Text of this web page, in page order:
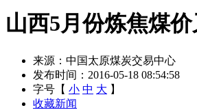
山西5月份炼焦煤
来源：中国太原煤炭交易中心
发布时间：2016-05-18 08:54:58
字号【 小 中 大 】
收藏新闻